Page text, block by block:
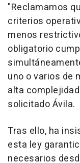
"Reclamamos
criterios
menos
obligatorio
uno o varios de
alta
solicitado Ávila.
Tras ello, ha
esta ley
necesarios